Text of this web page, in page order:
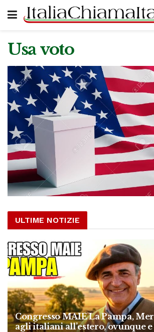
Usa voto
ULTIME NOTIZIE
Congresso MAIE La Pampa,
agli italiani all’estero, ovunque